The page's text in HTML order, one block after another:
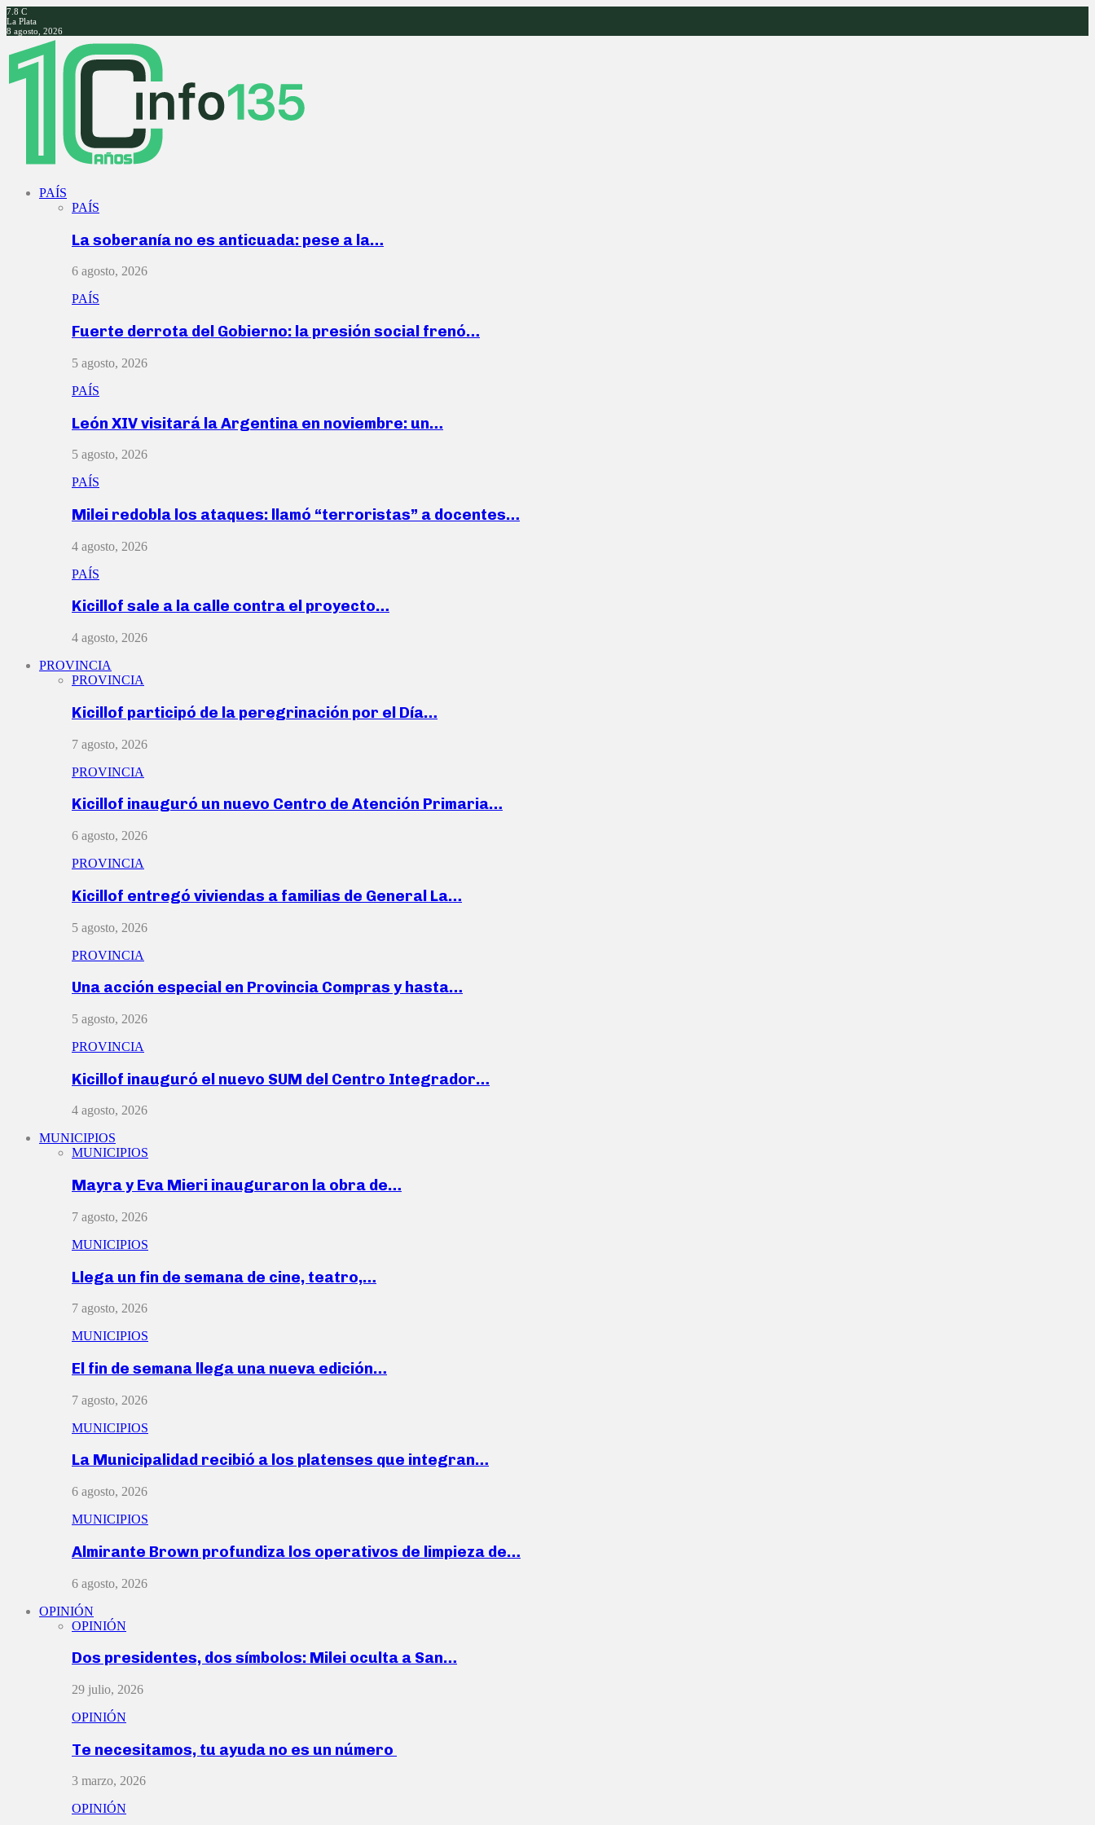
7.8 C
La Plata
8 agosto, 2026
Facebook
Twitter
Instagram
Youtube
PAÍS
PAÍS
La soberanía no es anticuada: pese a la…
6 agosto, 2026
PAÍS
Fuerte derrota del Gobierno: la presión social frenó…
5 agosto, 2026
PAÍS
León XIV visitará la Argentina en noviembre: un…
5 agosto, 2026
PAÍS
Milei redobla los ataques: llamó “terroristas” a docentes…
4 agosto, 2026
PAÍS
Kicillof sale a la calle contra el proyecto…
4 agosto, 2026
PROVINCIA
PROVINCIA
Kicillof participó de la peregrinación por el Día…
7 agosto, 2026
PROVINCIA
Kicillof inauguró un nuevo Centro de Atención Primaria…
6 agosto, 2026
PROVINCIA
Kicillof entregó viviendas a familias de General La…
5 agosto, 2026
PROVINCIA
Una acción especial en Provincia Compras y hasta…
5 agosto, 2026
PROVINCIA
Kicillof inauguró el nuevo SUM del Centro Integrador…
4 agosto, 2026
MUNICIPIOS
MUNICIPIOS
Mayra y Eva Mieri inauguraron la obra de…
7 agosto, 2026
MUNICIPIOS
Llega un fin de semana de cine, teatro,…
7 agosto, 2026
MUNICIPIOS
El fin de semana llega una nueva edición…
7 agosto, 2026
MUNICIPIOS
La Municipalidad recibió a los platenses que integran…
6 agosto, 2026
MUNICIPIOS
Almirante Brown profundiza los operativos de limpieza de…
6 agosto, 2026
OPINIÓN
OPINIÓN
Dos presidentes, dos símbolos: Milei oculta a San…
29 julio, 2026
OPINIÓN
Te necesitamos, tu ayuda no es un número
3 marzo, 2026
OPINIÓN